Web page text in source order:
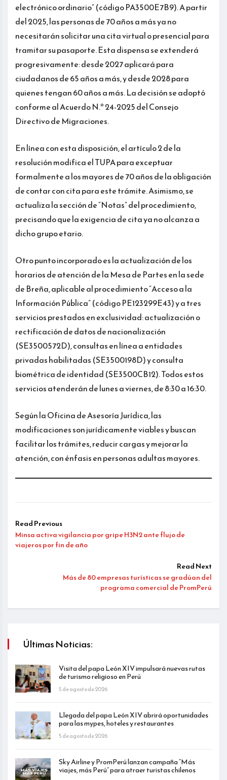
electrónico ordinario” (código PA3500E7B9). A partir
del 2025, las personas de 70 años a más ya no
necesitarán solicitar una cita virtual o presencial para
tramitar su pasaporte. Esta dispensa se extenderá
progresivamente: desde 2027 aplicará para
ciudadanos de 65 años a más, y desde 2028 para
quienes tengan 60 años a más. La decisión se adoptó
conforme al Acuerdo N.º 24-2025 del Consejo
Directivo de Migraciones.
En línea con esta disposición, el artículo 2 de la
resolución modifica el TUPA para exceptuar
formalmente a los mayores de 70 años de la obligación
de contar con cita para este trámite. Asimismo, se
actualiza la sección de “Notas” del procedimiento,
precisando que la exigencia de cita ya no alcanza a
dicho grupo etario.
Otro punto incorporado es la actualización de los
horarios de atención de la Mesa de Partes en la sede
de Breña, aplicable al procedimiento “Acceso a la
Información Pública” (código PE123299E43) y a tres
servicios prestados en exclusividad: actualización o
rectificación de datos de nacionalización
(SE3500572D), consultas en línea a entidades
privadas habilitadas (SE3500198D) y consulta
biométrica de identidad (SE3500CB12). Todos estos
servicios atenderán de lunes a viernes, de 8:30 a 16:30.
Según la Oficina de Asesoría Jurídica, las
modificaciones son jurídicamente viables y buscan
facilitar los trámites, reducir cargas y mejorar la
atención, con énfasis en personas adultas mayores.
Read Previous
Minsa activa vigilancia por gripe H3N2 ante flujo de
viajeros por fin de año
Read Next
Más de 80 empresas turísticas se gradúan del
programa comercial de PromPerú
Últimas Noticias:
Visita del papa León XIV impulsará nuevas rutas
de turismo religioso en Perú
5 de agosto de 2026
Llegada del papa León XIV abrirá oportunidades
para las mypes, hoteles y restaurantes
5 de agosto de 2026
Sky Airline y PromPerú lanzan campaña “Más
viajes, más Perú” para atraer turistas chilenos